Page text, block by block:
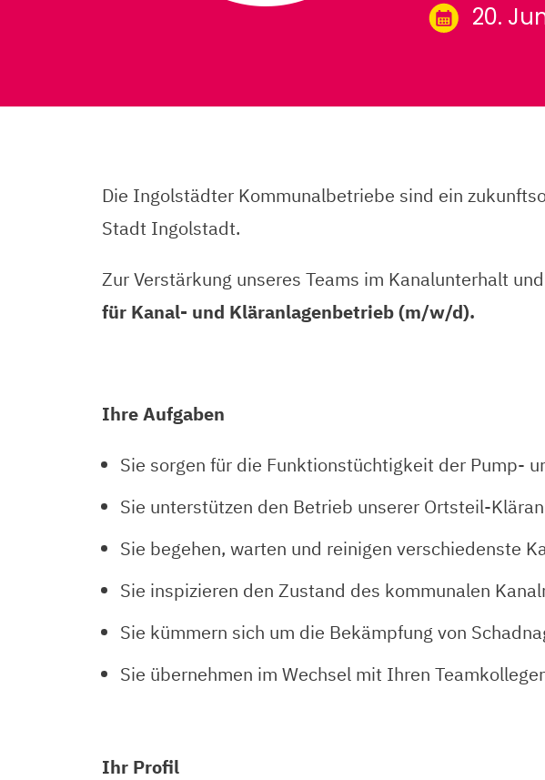
20.
Die Ingolstädter Kommunalbetriebe sind ein
Stadt Ingolstadt.
Zur Verstärkung unseres Teams im Kanalunterhalt
für Kanal- und Kläranlagenbetrieb (m/w/d).
Ihre Aufgaben
Sie sorgen für die Funktionstüchtigkeit der Pump-
Sie unterstützen den Betrieb unserer Ortsteil-
Sie begehen, warten und reinigen verschiedenste
Sie inspizieren den Zustand des kommunalen
Sie kümmern sich um die Bekämpfung von
Sie übernehmen im Wechsel mit Ihren
Ihr Profil